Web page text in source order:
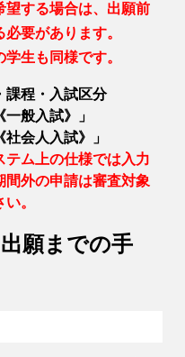
望する場合は、出願前
要があります。
生も同様です。
課程・入試区分
般入試》」
会人入試》」
テム上の仕様では入力
間外の申請は審査対象
。
願までの手